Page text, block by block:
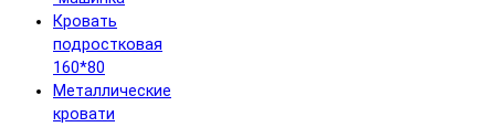
Кровать
подростковая
160*80
Металлические
кровати